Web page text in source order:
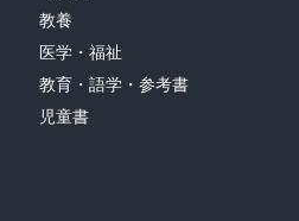
教養
医学・福祉
教育・語学・参考書
児童書